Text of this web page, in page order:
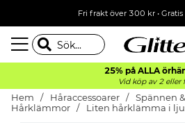
Fri frakt över 300 kr•
25% på ALLA
Vid köp av 2 eller
Hem Håraccessoarer
Spännen
Hårklämmor
Liten hårklämma i